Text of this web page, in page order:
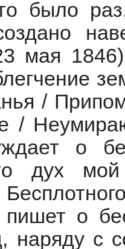
было
мая
/
/
о
дух мой
о
наряду с